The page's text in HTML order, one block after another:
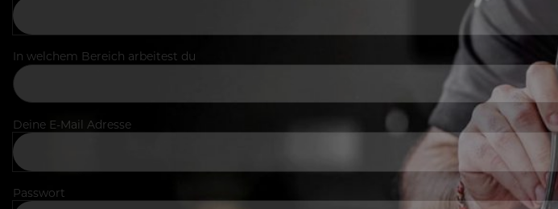
In welchem Bereich arbeitest du
Deine E-Mail Adresse
Passwort